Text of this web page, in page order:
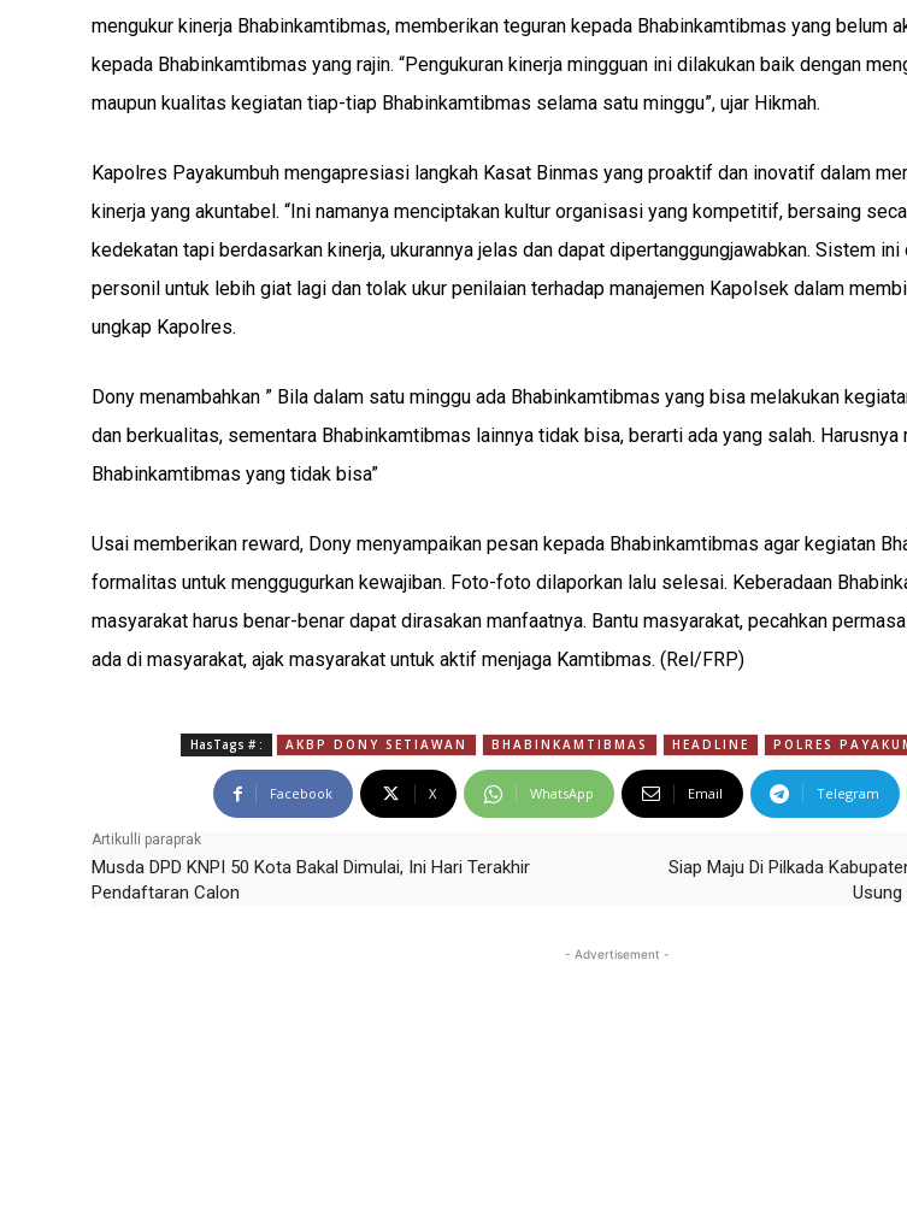
mengukur kinerja Bhabinkamtibmas, memberikan teguran kepada Bhabinkamtibmas yang belum
kepada Bhabinkamtibmas yang rajin. “Pengukuran kinerja mingguan ini dilakukan baik dengan
maupun kualitas kegiatan tiap-tiap Bhabinkamtibmas selama satu minggu”, ujar Hikmah.
Kapolres Payakumbuh mengapresiasi langkah Kasat Binmas yang proaktif dan inovatif dalam
kinerja yang akuntabel. “Ini namanya menciptakan kultur organisasi yang kompetitif, bersaing
kedekatan tapi berdasarkan kinerja, ukurannya jelas dan dapat dipertanggungjawabkan. Sistem
personil untuk lebih giat lagi dan tolak ukur penilaian terhadap manajemen Kapolsek dalam
ungkap Kapolres.
Dony menambahkan ” Bila dalam satu minggu ada Bhabinkamtibmas yang bisa melakukan
dan berkualitas, sementara Bhabinkamtibmas lainnya tidak bisa, berarti ada yang salah. Harusnya
Bhabinkamtibmas yang tidak bisa”
Usai memberikan reward, Dony menyampaikan pesan kepada Bhabinkamtibmas agar kegiatan
formalitas untuk menggugurkan kewajiban. Foto-foto dilaporkan lalu selesai. Keberadaan
masyarakat harus benar-benar dapat dirasakan manfaatnya. Bantu masyarakat, pecahkan
ada di masyarakat, ajak masyarakat untuk aktif menjaga Kamtibmas. (Rel/FRP)
HasTags # : AKBP DONY SETIAWAN BHABINKAMTIBMAS HEADLINE POLRES
Facebook X WhatsApp Email Telegram
Artikulli paraprak
Musda DPD KNPI 50 Kota Bakal Dimulai, Ini Hari Terakhir
Pendaftaran Calon
Siap Maju Di Pilkada
- Advertisement -